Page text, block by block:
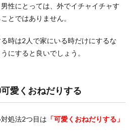
性にとっては、外でイチャイチャす
とではありません。
時は2人で家にいる時だけにするな
にすると良いでしょう。
愛くおねだりする
処法2つ目は 「可愛くおねだりする」